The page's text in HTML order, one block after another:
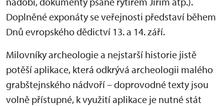
Doplněné exponáty se veřejnosti představí během
Dnů evropského dědictví 13. a 14. září.
Milovníky archeologie a nejstarší historie jistě
potěší aplikace, která odkrývá archeologii malého
grabštejnského nádvoří – doprovodné texty jsou
volně přístupné, k využití aplikace je nutné stát